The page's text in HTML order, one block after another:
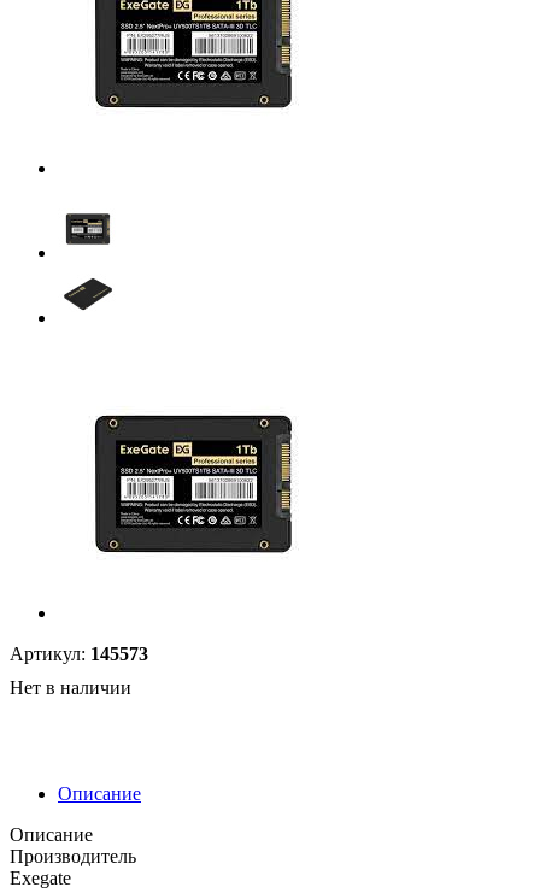
Артикул: 145573
Нет в наличии
Описание
Описание
Производитель
Exegate